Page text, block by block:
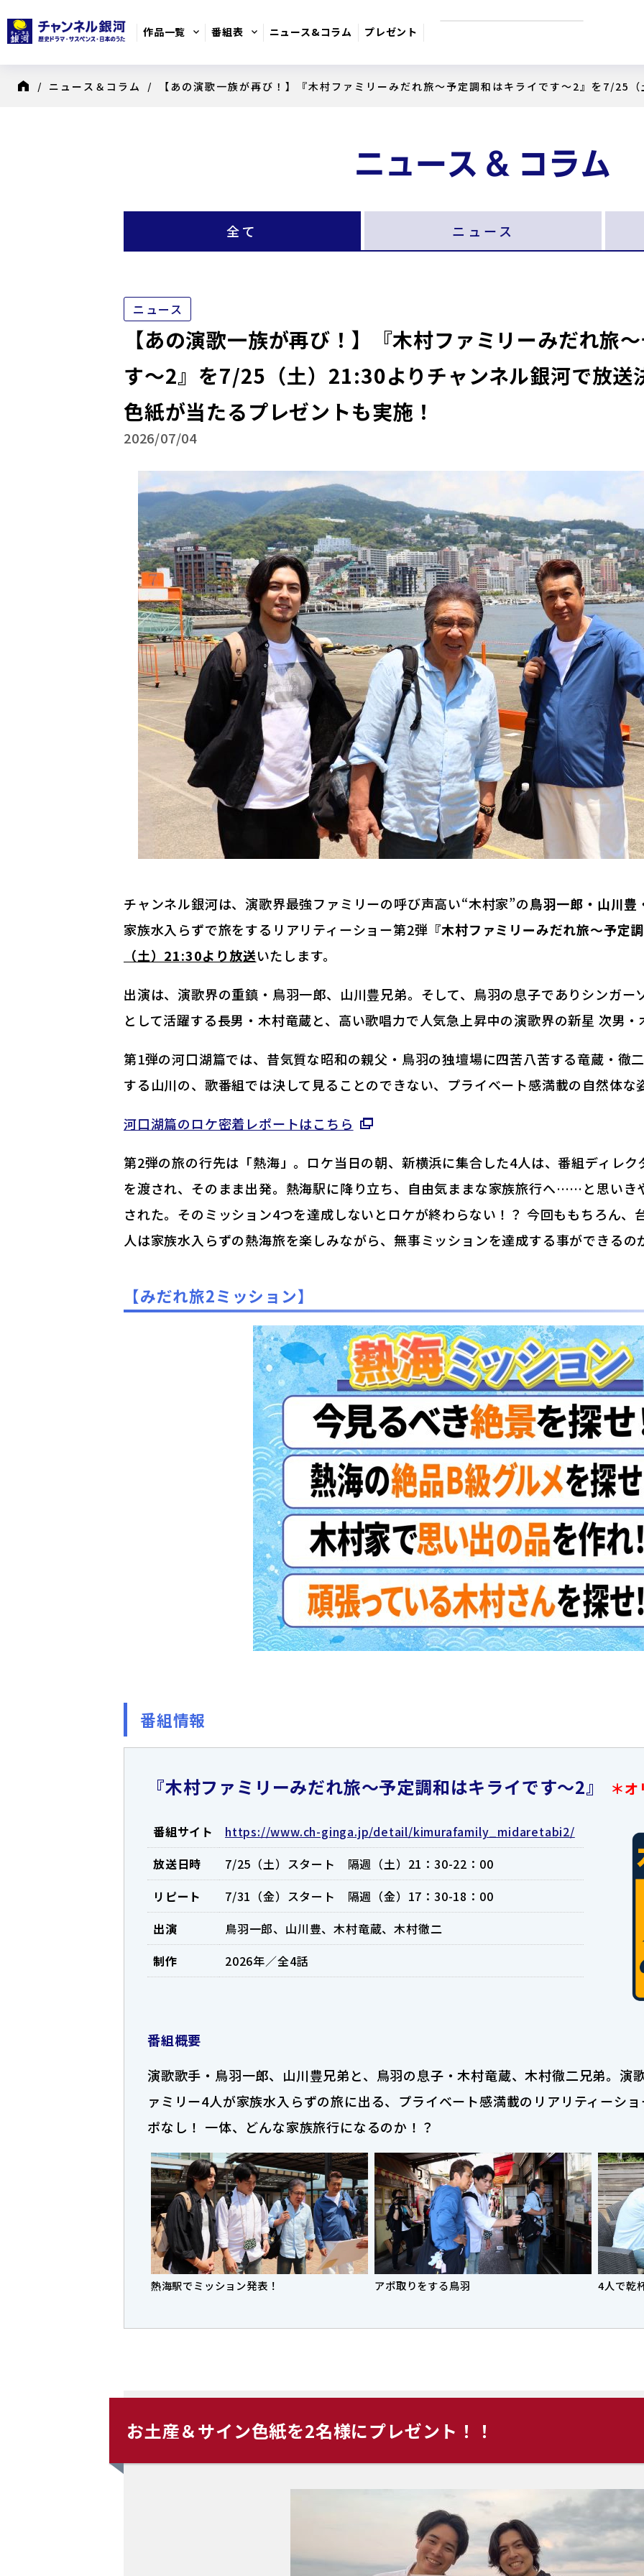
作品一覧 番組表 ニュース&コラム プレゼント
サスペンス 日本のうた ドラマ・
/ ニュース＆コラム
/ 【あの演歌一族が再び！】『木村ファミリーみだれ旅～予定調和はキライです～2』を7/25
全て ニュース
ニュース
【あの演歌一族が再び！】『木村ファミリーみだれ旅
す～2』を7/25（土）21:30よりチャンネル銀河で放送
色紙が当たるプレゼントも実施！
2026/07/04
チャンネル銀河は、演歌界最強ファミリーの呼び声高い“木村家”の鳥羽一郎・山川豊
家族水入らずで旅をするリアリティーショー第2弾 『木村ファミリーみだれ旅～予定
（土）21:30より放送いたします。
出演は、演歌界の重鎮・鳥羽一郎、山川豊兄弟。そして、鳥羽の息子でありシンガー
として活躍する長男・木村竜蔵と、高い歌唱力で人気急上昇中の演歌界の新星 次男
第1弾の河口湖篇では、昔気質な昭和の親父・鳥羽の独壇場に四苦八苦する竜蔵・徹
する山川の、歌番組では決して見ることのできない、プライベート感満載の自然体な
河口湖篇のロケ密着レポートはこちら
第2弾の旅の行先は「熱海」。ロケ当日の朝、新横浜に集合した4人は、番組ディレ
を渡され、そのまま出発。熱海駅に降り立ち、自由気ままな家族旅行へ……と思いき
された。そのミッション4つを達成しないとロケが終わらない！？ 今回ももちろん、
人は家族水入らずの熱海旅を楽しみながら、無事ミッションを達成する事ができるの
【みだれ旅2ミッション】
番組情報
『木村ファミリーみだれ旅～予定調和はキライです～2』 ＊
番組サイト
https://www.ch-ginga.jp/detail/kimurafamily_midaretabi2/
放送日時
7/25（土）スタート 隔週（土）21：30-22：00
リピート
7/31（金）スタート 隔週（金）17：30-18：00
出演
鳥羽一郎、山川豊、木村竜蔵、木村徹二
制作
2026年／全4話
番組概要
演歌歌手・鳥羽一郎、山川豊兄弟と、鳥羽の息子・木村竜蔵、木村徹二兄弟。演
ァミリー4人が家族水入らずの旅に出る、プライベート感満載のリアリティーシ
ポなし！ 一体、どんな家族旅行になるのか！？
熱海駅でミッション発表！ アポ取りをする鳥羽 4人で乾
お土産＆サイン色紙を2名様にプレゼント！！